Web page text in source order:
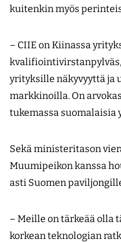
kuitenkin myös
– CIIE on Kiinassa
yrityksille näkyvyyttä ja
markkinoilla. On
tukemassa suomalaisia
Sekä ministeritason
Muumipeikon kanssa
asti Suomen
– Meille on tärkeää olla
korkean teknologian